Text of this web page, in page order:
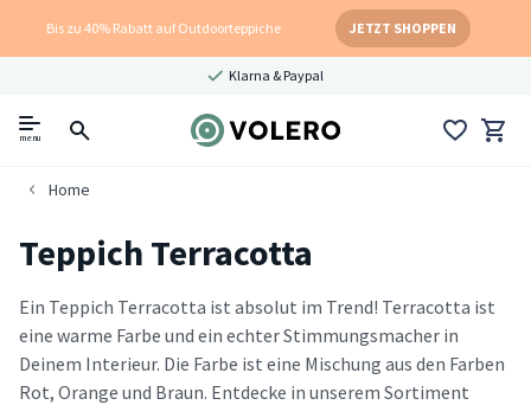
Bis zu 40% Rabatt auf Outdoorteppiche JETZT SHOPPEN
Klarna & Paypal
menu
Home
Teppich Terracotta
Ein Teppich Terracotta ist absolut im Trend! Terracotta ist
eine warme Farbe und ein echter Stimmungsmacher in
Deinem Interieur. Die Farbe ist eine Mischung aus den Farben
Rot, Orange und Braun. Entdecke in unserem Sortiment